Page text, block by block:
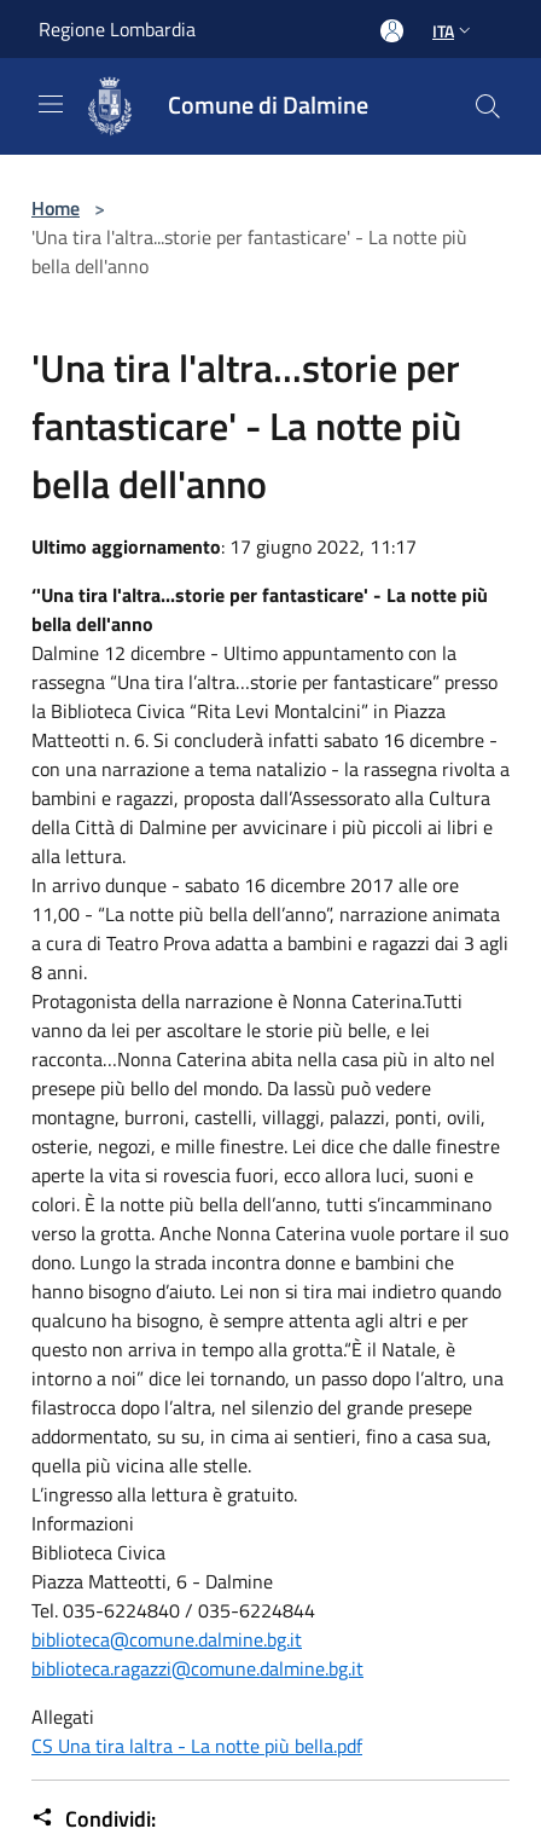
Regione Lombardia ITA
Comune di Dalmine
Home >
'Una tira l'altra...storie per fantasticare' - La notte più
bella dell'anno
'Una tira l'altra...storie per
fantasticare' - La notte più
bella dell'anno
Ultimo aggiornamento: 17 giugno 2022, 11:17
‘'Una tira l'altra...storie per fantasticare' - La notte più
bella dell'anno
Dalmine 12 dicembre - Ultimo appuntamento con la
rassegna “Una tira l’altra…storie per fantasticare” presso
la Biblioteca Civica “Rita Levi Montalcini” in Piazza
Matteotti n. 6. Si concluderà infatti sabato 16 dicembre -
con una narrazione a tema natalizio - la rassegna rivolta a
bambini e ragazzi, proposta dall’Assessorato alla Cultura
della Città di Dalmine per avvicinare i più piccoli ai libri e
alla lettura.
In arrivo dunque - sabato 16 dicembre 2017 alle ore
11,00 - “La notte più bella dell’anno”, narrazione animata
a cura di Teatro Prova adatta a bambini e ragazzi dai 3 agli
8 anni.
Protagonista della narrazione è Nonna Caterina.Tutti
vanno da lei per ascoltare le storie più belle, e lei
racconta…Nonna Caterina abita nella casa più in alto nel
presepe più bello del mondo. Da lassù può vedere
montagne, burroni, castelli, villaggi, palazzi, ponti, ovili,
osterie, negozi, e mille finestre. Lei dice che dalle finestre
aperte la vita si rovescia fuori, ecco allora luci, suoni e
colori. È la notte più bella dell’anno, tutti s’incamminano
verso la grotta. Anche Nonna Caterina vuole portare il suo
dono. Lungo la strada incontra donne e bambini che
hanno bisogno d’aiuto. Lei non si tira mai indietro quando
qualcuno ha bisogno, è sempre attenta agli altri e per
questo non arriva in tempo alla grotta.“È il Natale, è
intorno a noi” dice lei tornando, un passo dopo l’altro, una
filastrocca dopo l’altra, nel silenzio del grande presepe
addormentato, su su, in cima ai sentieri, fino a casa sua,
quella più vicina alle stelle.
L’ingresso alla lettura è gratuito.
Informazioni
Biblioteca Civica
Piazza Matteotti, 6 - Dalmine
Tel. 035-6224840 / 035-6224844
biblioteca@comune.dalmine.bg.it
biblioteca.ragazzi@comune.dalmine.bg.it
Allegati
CS Una tira laltra - La notte più bella.pdf
Condividi: